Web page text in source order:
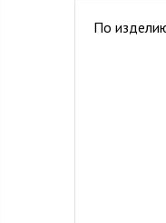
По